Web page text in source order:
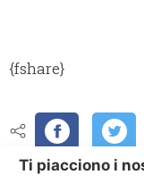
{fshare}
Ti piacciono i